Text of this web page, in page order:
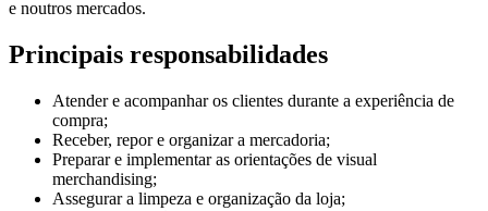
e noutros mercados.
Principais responsabilidades
Atender e acompanhar os clientes durante a experiência de
compra;
Receber, repor e organizar a mercadoria;
Preparar e implementar as orientações de visual
merchandising;
Assegurar a limpeza e organização da loja;